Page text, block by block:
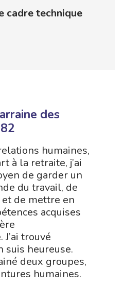
cadre technique
des
humaines,
à la retraite, j’ai
de garder un
du travail, de
de mettre en
acquises
trouvé
suis heureuse.
deux groupes,
humaines.